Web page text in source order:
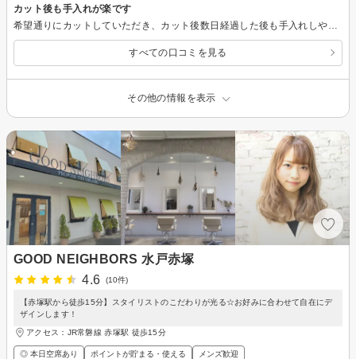
カット後も手入れが楽です
すべての口コミを見る
その他の情報を表示
GOOD NEIGHBORS 水戸赤塚
4.6
(10件)
【赤塚駅から徒歩15分】スタイリストのこだわりが光る☆お好みに合わせて自在にデ
ザインします！
アクセス：JR常磐線 赤塚駅 徒歩15分
◎ 本日空席あり ポイントが貯まる・使える メンズ歓迎